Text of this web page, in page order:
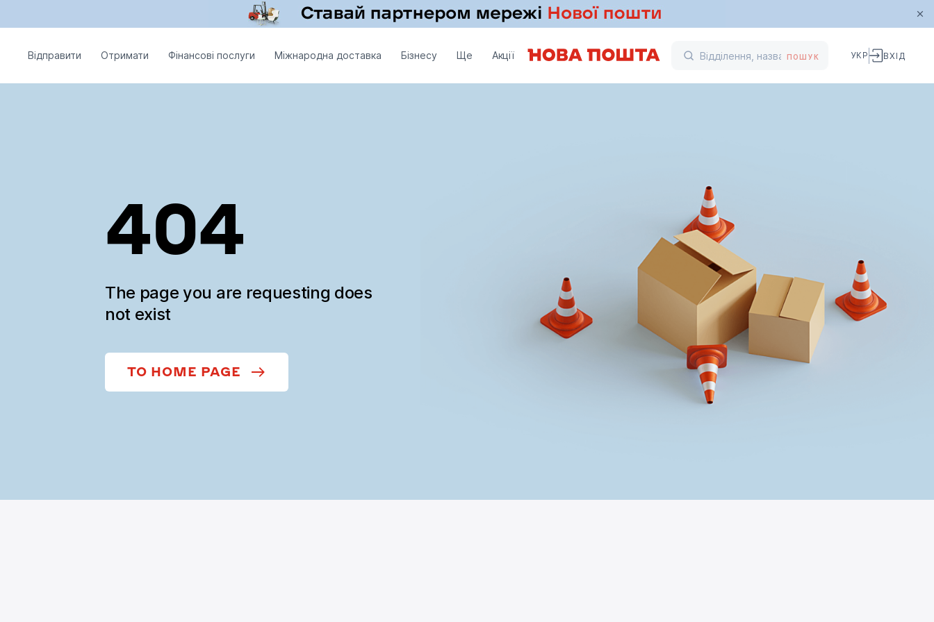
Відправити Отримати Фінансові послуги Міжнародна доставка Бізнесу Ще Акції ПОШУК УКР ВХІД
404
The page you are requesting does
not exist
TO HOME PAGE